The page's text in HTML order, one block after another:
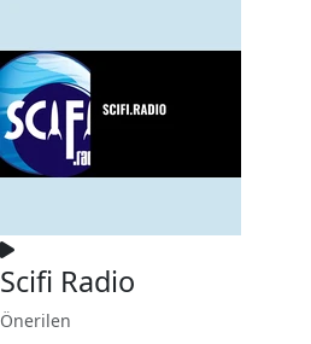
Scifi Radio
Önerilen